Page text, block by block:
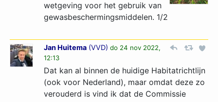
wetgeving voor het gebruik van
gewasbeschermingsmiddelen. 1/2
Jan Huitema (VVD) do 24 nov 2022,
12:13
Dat kan al binnen de huidige Habitatrichtlijn
(ook voor Nederland), maar omdat deze zo
verouderd is vind ik dat de Commissie